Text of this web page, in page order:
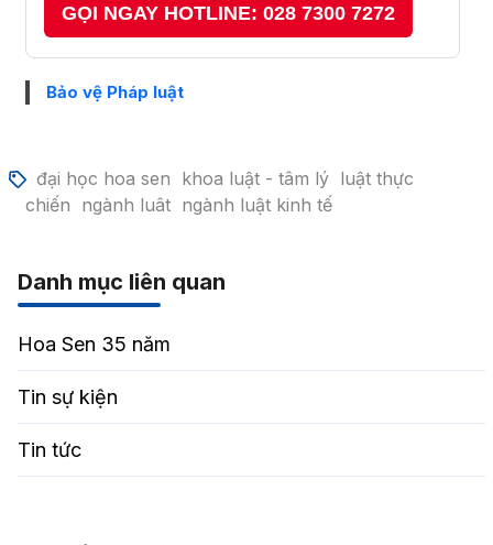
GỌI NGAY HOTLINE: 028 7300 7272
Bảo vệ Pháp luật
đại học hoa sen khoa luật - tâm lý luật thực
chiến ngành luât ngành luật kinh tế
Danh mục liên quan
Hoa Sen 35 năm
Tin sự kiện
Tin tức